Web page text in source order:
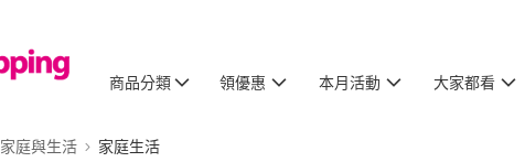
商品分類 領優惠 本月活動 大家都看
家庭與生活 家庭生活